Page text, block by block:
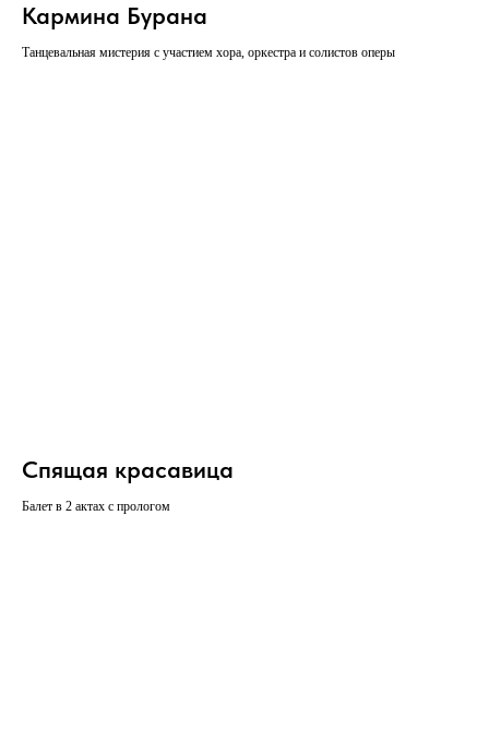
Кармина Бурана
Танцевальная мистерия с участием хора, оркестра и солистов оперы
Спящая красавица
Балет в 2 актах с прологом